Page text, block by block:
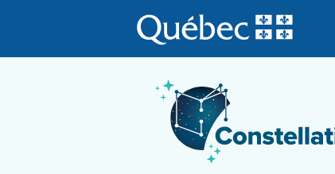
au
contenu